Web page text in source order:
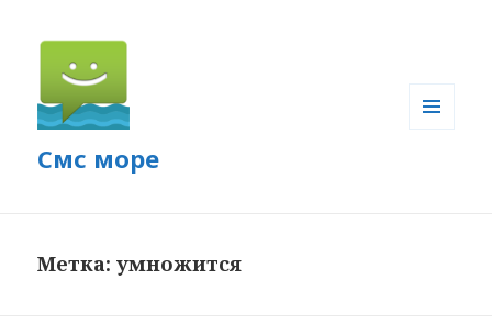
Смс море
Метка: умножится